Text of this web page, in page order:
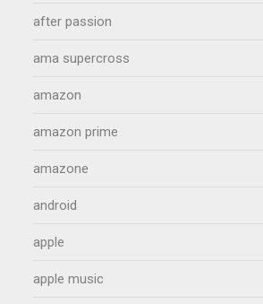
after passion
ama supercross
amazon
amazon prime
amazone
android
apple
apple music